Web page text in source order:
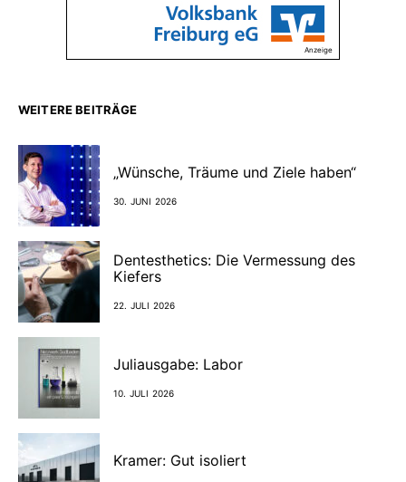
Anzeige
WEITERE BEITRÄGE
„Wünsche, Träume und Ziele haben“
30. JUNI 2026
Dentesthetics: Die Vermessung des
Kiefers
22. JULI 2026
Juliausgabe: Labor
10. JULI 2026
Kramer: Gut isoliert